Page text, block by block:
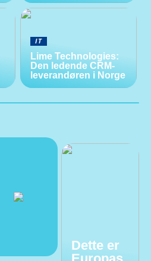
IT
Lime Technologies:
Den ledende CRM-
leverandøren i Norge
Dette er